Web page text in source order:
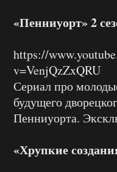
«Пенниуорт» 2
https://
v=VenjQzZxQRU
Сериал про
будущего
Пенниуорта.
«Хрупкие